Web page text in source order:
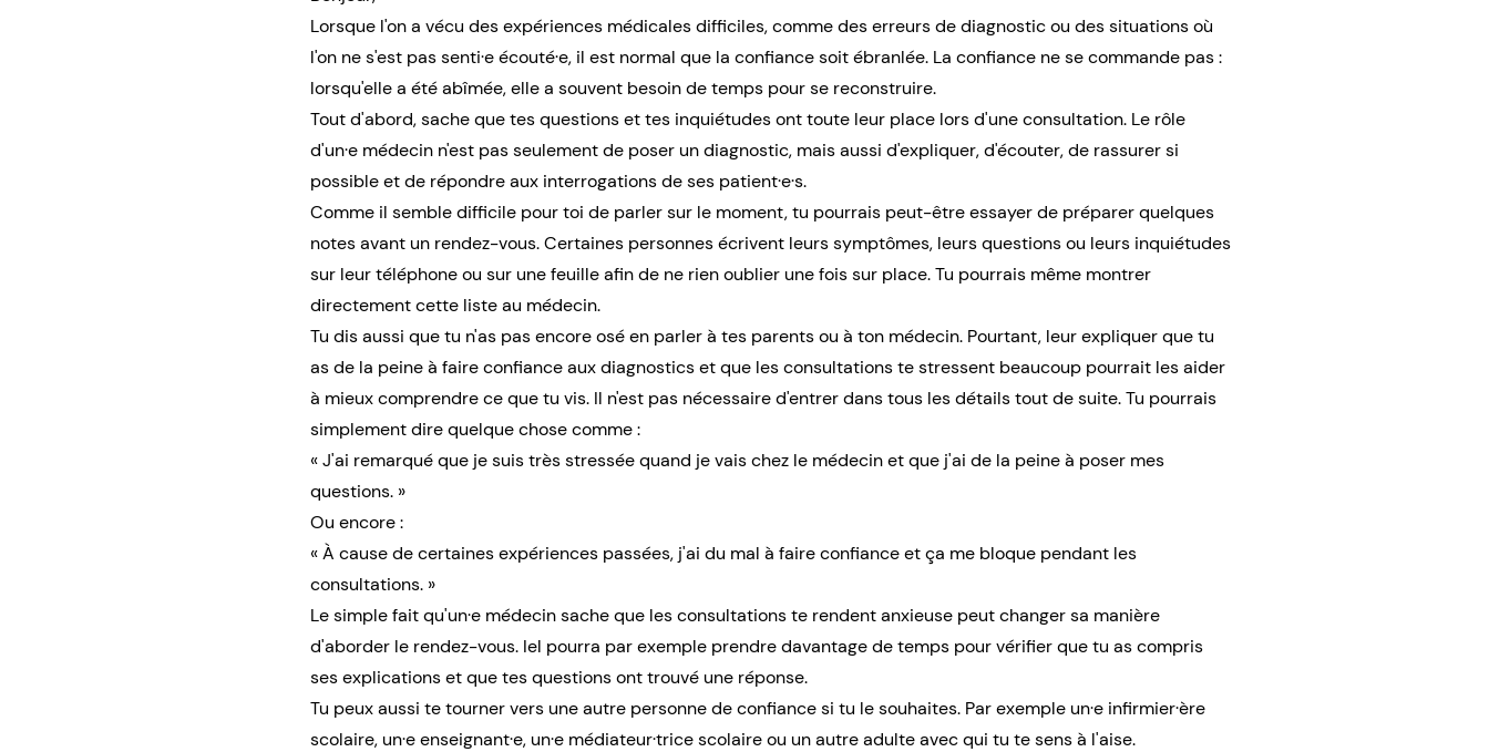
Lorsque l'on a vécu des expériences médicales difficiles, comme des erreurs de diagnostic ou des situations où
l'on ne s'est pas senti·e écouté·e, il est normal que la confiance soit ébranlée. La confiance ne se commande pas :
lorsqu'elle a été abîmée, elle a souvent besoin de temps pour se reconstruire.
Tout d'abord, sache que tes questions et tes inquiétudes ont toute leur place lors d'une consultation. Le rôle
d'un·e médecin n'est pas seulement de poser un diagnostic, mais aussi d'expliquer, d'écouter, de rassurer si
possible et de répondre aux interrogations de ses patient·e·s.
Comme il semble difficile pour toi de parler sur le moment, tu pourrais peut-être essayer de préparer quelques
notes avant un rendez-vous. Certaines personnes écrivent leurs symptômes, leurs questions ou leurs inquiétudes
sur leur téléphone ou sur une feuille afin de ne rien oublier une fois sur place. Tu pourrais même montrer
directement cette liste au médecin.
Tu dis aussi que tu n'as pas encore osé en parler à tes parents ou à ton médecin. Pourtant, leur expliquer que tu
as de la peine à faire confiance aux diagnostics et que les consultations te stressent beaucoup pourrait les aider
à mieux comprendre ce que tu vis. Il n'est pas nécessaire d'entrer dans tous les détails tout de suite. Tu pourrais
simplement dire quelque chose comme :
« J'ai remarqué que je suis très stressée quand je vais chez le médecin et que j'ai de la peine à poser mes
questions. »
Ou encore :
« À cause de certaines expériences passées, j'ai du mal à faire confiance et ça me bloque pendant les
consultations. »
Le simple fait qu'un·e médecin sache que les consultations te rendent anxieuse peut changer sa manière
d'aborder le rendez-vous. Iel pourra par exemple prendre davantage de temps pour vérifier que tu as compris
ses explications et que tes questions ont trouvé une réponse.
Tu peux aussi te tourner vers une autre personne de confiance si tu le souhaites. Par exemple un·e infirmier·ère
scolaire, un·e enseignant·e, un·e médiateur·trice scolaire ou un autre adulte avec qui tu te sens à l'aise.